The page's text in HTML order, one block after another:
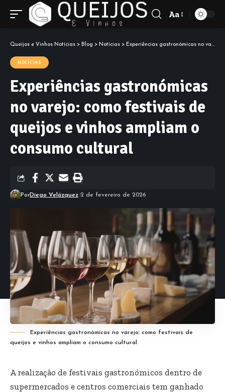
Font
Aa
Queijos e Vinhos Notícias > Blog > Notícias > Experiências gastronómicas no varejo: como festivais de queijos e vinhos ampliam o consumo cultural
NOTÍCIAS
Experiências gastronómicas
no varejo: como festivais de
queijos e vinhos ampliam o
consumo cultural
PorDiego Velázquez 2 de fevereiro de 2026
Experiências gastronómicas no varejo: como festivais de
queijos e vinhos ampliam o consumo cultural
A realização de festivais gastronómicos dentro de
supermercados e centros comerciais tem ganhado